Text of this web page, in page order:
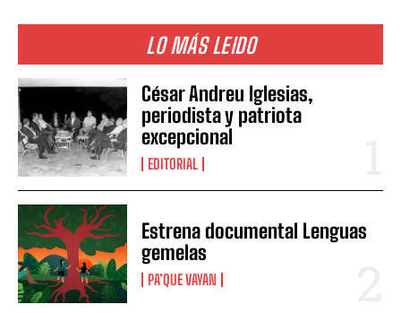
LO MÁS LEIDO
César Andreu Iglesias,
periodista y patriota
excepcional
EDITORIAL
Estrena documental Lenguas
gemelas
PA’QUE VAYAN